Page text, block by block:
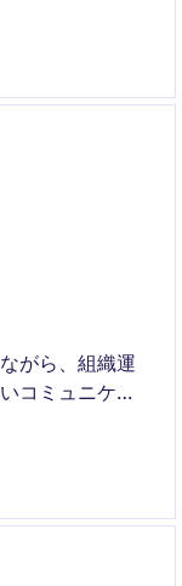
がら、組織運
コミュニケー